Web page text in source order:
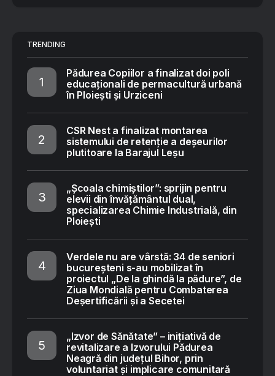
TRENDING
Pădurea Copiilor a finalizat doi poli
educaționali de permacultură urbană
în Ploiești și Urziceni
CSR Nest a finalizat montarea
sistemului de retenție a deșeurilor
plutitoare la Barajul Leșu
„Școala chimiștilor”: sprijin pentru
elevii din învățământul dual,
specializarea Chimie Industrială, din
Ploiești
Verdele nu are vârstă: 34 de seniori
bucureșteni s-au mobilizat în
proiectul „De la ghindă la pădure”, de
Ziua Mondială pentru Combaterea
Deșertificării și a Secetei
„Izvor de Sănătate” – inițiativă de
revitalizare a Izvorului Pădurea
Neagră din județul Bihor, prin
voluntariat și implicare comunitară